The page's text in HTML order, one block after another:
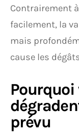
Contrairement
facilement, la
mais
cause les
Pourquoi
prévu